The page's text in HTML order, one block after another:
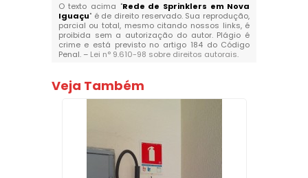
O texto acima "Rede de Sprinklers em Nova
Iguaçu" é de direito reservado. Sua reprodução,
parcial ou total, mesmo citando nossos links, é
proibida sem a autorização do autor. Plágio é
crime e está previsto no artigo 184 do Código
Penal. – Lei n° 9.610-98 sobre direitos autorais.
Veja Também